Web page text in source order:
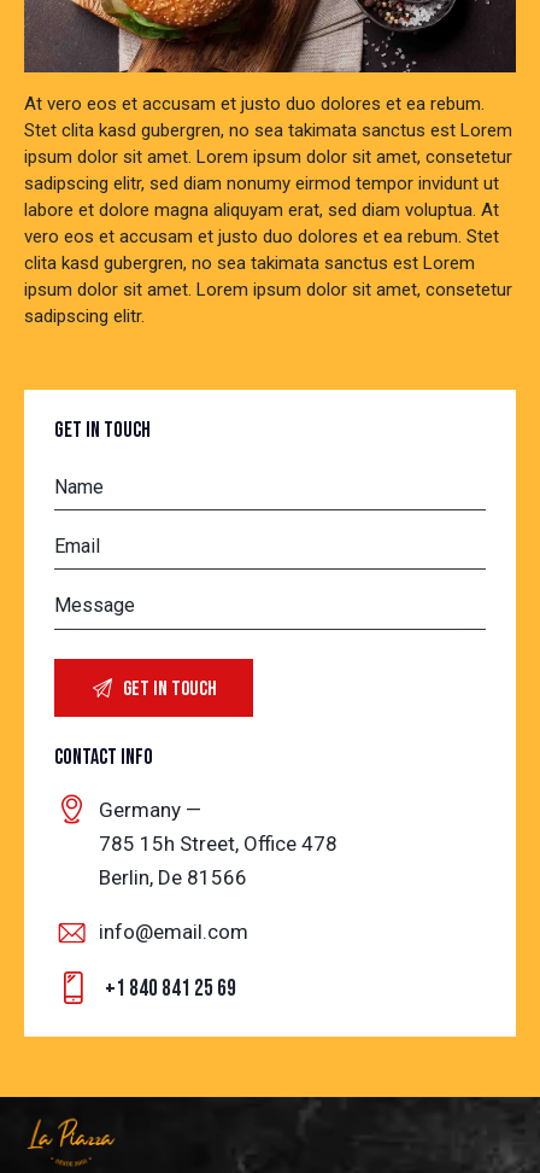
At vero eos et accusam et justo duo dolores et ea rebum.
Stet clita kasd gubergren, no sea takimata sanctus est Lorem
ipsum dolor sit amet. Lorem ipsum dolor sit amet, consetetur
sadipscing elitr, sed diam nonumy eirmod tempor invidunt ut
labore et dolore magna aliquyam erat, sed diam voluptua. At
vero eos et accusam et justo duo dolores et ea rebum. Stet
clita kasd gubergren, no sea takimata sanctus est Lorem
ipsum dolor sit amet. Lorem ipsum dolor sit amet, consetetur
sadipscing elitr.
GET IN TOUCH
CONTACT INFO
Germany —
785 15h Street, Office 478
Berlin, De 81566
info@email.com
+1 840 841 25 69